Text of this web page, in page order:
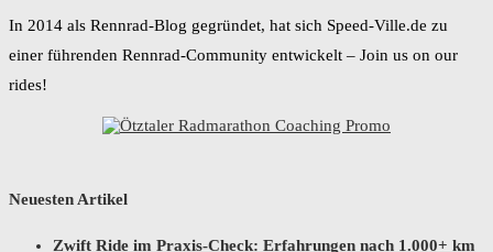
In 2014 als Rennrad-Blog gegründet, hat sich Speed-Ville.de zu
einer führenden Rennrad-Community entwickelt – Join us on our
rides!
Neuesten Artikel
Zwift Ride im Praxis-Check: Erfahrungen nach 1.000+ km